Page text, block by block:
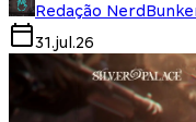
Redação
31.jul.26